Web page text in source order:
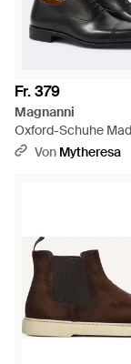
Fr. 379
Magnanni
Oxford-Schuhe
Leder - Schwarz
Von Mytheresa